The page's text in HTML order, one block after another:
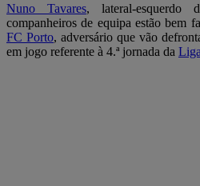
Nuno Tavares, lateral-esquerdo
companheiros de equipa estão bem
FC Porto, adversário que vão
em jogo referente à 4.ª jornada da